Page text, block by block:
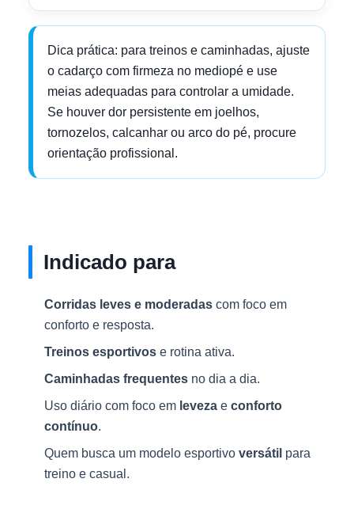
Dica prática: para treinos e caminhadas, ajuste
o cadarço com firmeza no mediopé e use
meias adequadas para controlar a umidade.
Se houver dor persistente em joelhos,
tornozelos, calcanhar ou arco do pé, procure
orientação profissional.
Indicado para
Corridas leves e moderadas com foco em
conforto e resposta.
Treinos esportivos e rotina ativa.
Caminhadas frequentes no dia a dia.
Uso diário com foco em leveza e conforto
contínuo.
Quem busca um modelo esportivo versátil para
treino e casual.